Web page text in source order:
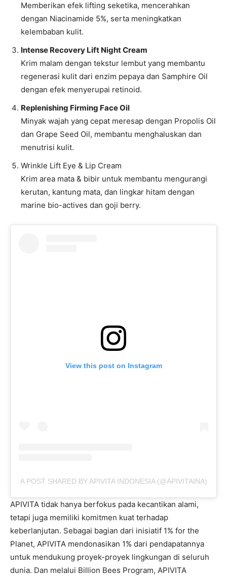
Memberikan efek lifting seketika, mencerahkan
dengan Niacinamide 5%, serta meningkatkan
kelembaban kulit.
Intense Recovery Lift Night Cream
Krim malam dengan tekstur lembut yang membantu
regenerasi kulit dari enzim pepaya dan Samphire Oil
dengan efek menyerupai retinoid.
Replenishing Firming Face Oil
Minyak wajah yang cepat meresap dengan Propolis Oil
dan Grape Seed Oil, membantu menghaluskan dan
menutrisi kulit.
Wrinkle Lift Eye & Lip Cream
Krim area mata & bibir untuk membantu mengurangi
kerutan, kantung mata, dan lingkar hitam dengan
marine bio-actives dan goji berry.
View this post on Instagram
A POST SHARED BY APIVITA INDONESIA (@APIVITAINA)
APIVITA tidak hanya berfokus pada kecantikan alami,
tetapi juga memiliki komitmen kuat terhadap
keberlanjutan. Sebagai bagian dari inisiatif 1% for the
Planet, APIVITA mendonasikan 1% dari pendapatannya
untuk mendukung proyek-proyek lingkungan di seluruh
dunia. Dan melalui Billion Bees Program, APIVITA